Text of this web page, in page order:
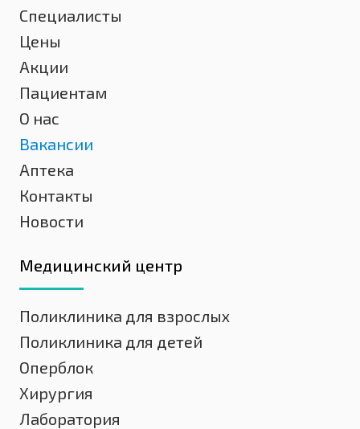
Специалисты
Цены
Акции
Пациентам
О нас
Вакансии
Аптека
Контакты
Новости
Медицинский центр
Поликлиника для взрослых
Поликлиника для детей
Оперблок
Хирургия
Лаборатория